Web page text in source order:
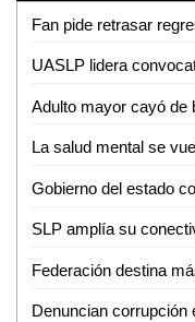
Adulto mayor cayó de